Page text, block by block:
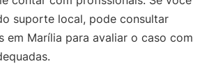
suporte local, pode consultar
em Marília para avaliar o caso com